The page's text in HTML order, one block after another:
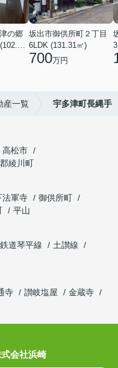
の郷
3LDK＋S(納戸) (102.26㎡)
坂出市御供所町２丁目
6LDK (131.31㎡)
700万円
産一覧 宇多津町長縄手
高松市
綾川町
法軍寺
御供所町
平山
道琴平線
土讃線
寺 讃岐塩屋
金蔵寺
会社浜崎